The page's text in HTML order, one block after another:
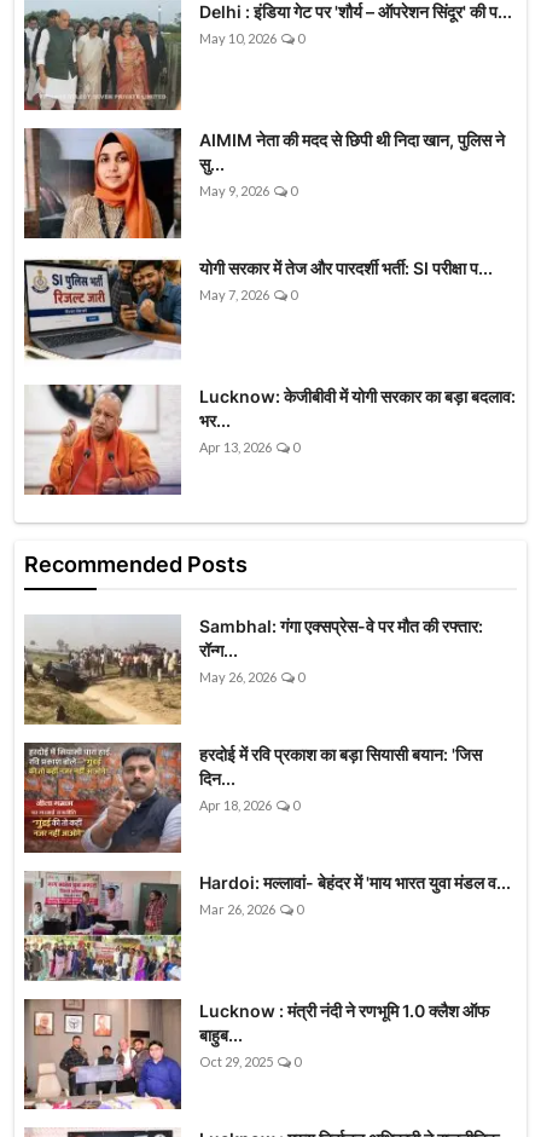
Delhi : इंडिया गेट पर 'शौर्य – ऑपरेशन सिंदूर' की प...
May 10, 2026 0
AIMIM नेता की मदद से छिपी थी निदा खान, पुलिस ने
सु...
May 9, 2026 0
योगी सरकार में तेज और पारदर्शी भर्ती: SI परीक्षा प...
May 7, 2026 0
Lucknow: केजीबीवी में योगी सरकार का बड़ा बदलाव:
भर...
Apr 13, 2026 0
Recommended Posts
Sambhal: गंगा एक्सप्रेस-वे पर मौत की रफ्तार:
रॉन्ग...
May 26, 2026 0
हरदोई में रवि प्रकाश का बड़ा सियासी बयान: 'जिस
दिन...
Apr 18, 2026 0
Hardoi: मल्लावां- बेहंदर में 'माय भारत युवा मंडल व...
Mar 26, 2026 0
Lucknow : मंत्री नंदी ने रणभूमि 1.0 क्लैश ऑफ
बाहुब...
Oct 29, 2025 0